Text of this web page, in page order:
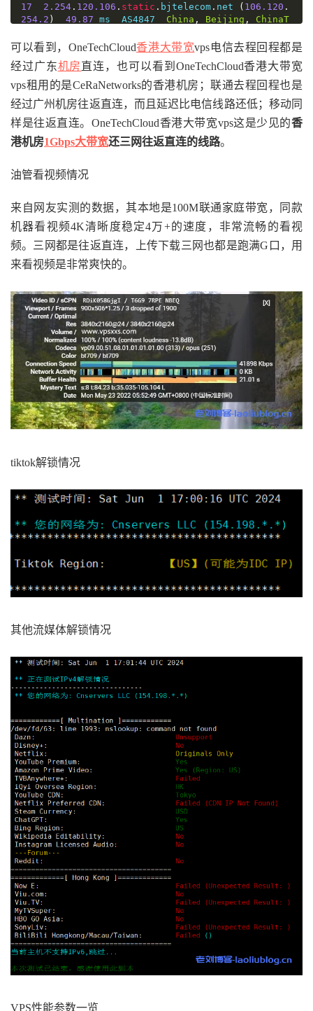
17
2.254 . 120.106 . static . bjtelecom . net ( 106.120 .
254.2 ) 49.87 ms  AS4847 China , Beijing ,
ChinaT
18
  bj141
-147-210.bjtelecom.net (219.141.147.21
om
----------------------
上海电信
0 hops max, 32 byte packets
g
Kong, cloudinnovation
2
*
0.50 ms  AS40065 China, Hong Kong, ceranetwork
s. com
4
23.225.55.33 0.65 ms  AS40065 China,
Hong
Kong , ceranetworks.com
5
23.225.55.54
Kong, ceranetworks.
Kong, ChinaMobile
7
223.120.22.106 27.48 ms  AS58453 China ,
Sh
anghai , ChinaMobile
221.183.89.174 28.12 ms  AS9808
Sha
nghai
ChinaMobile
9
221.183.89.69 27.99 ms  AS9808 China,
Shan
ghai, ChinaMobile
*
*
12
*
13
*
ghai, ChinaTelecom
17
  ns
-pd.online.sh.cn 202.96 .209.133) 29.22 m
------------------------------------------------
深圳电信
hops max, 32 byte packets
1
156.251.226.25 0.59 ms  AS40065 China, Hon
2
*
3
23.225 .55- 42.ceranetworks
s .com
4
23.225 .55.33
Kong, ceranetworks.com
5
23.225.55.54 1.21 ms  AS40065
6
223.120.2.53 1.72 ms  AS58453
Kong
7
223.120 ms  AS58453
nghai, ChinaMobile
8
221.183.89.174 ms  AS9808 China
nghai, ChinaMobile
9
221.183. 89.69 ms  AS9808 China, Shan
ghai, ChinaMobile
10
*
11
*
12
221.183
ngdong
ChinaMobile
13
*
14
15
ms  AS4134 China, Gua
ngdong
ChinaTelecom
16
*
17
58.60.188.222 36.92 ms  AS4134
gdong, Shenzhen,
------------------------------------------------
北京联通
可以看到，OneTechCloud香港大带宽vps电信去程回程都是
经过广东机房直连，也可以看到OneTechCloud香港大带宽
vps租用的是CeRaNetworks的香港机房；联通去程回程也是
经过广州机房往返直连，而且延迟比电信线路还低；移动同
样是往返直连。OneTechCloud香港大带宽vps这是少见的香
港机房1Gbps大带宽还三网往返直连的线路。
油管看视频情况
来自网友实测的数据，其本地是100M联通家庭带宽，同款
机器看视频4K清晰度稳定4万+的速度，非常流畅的看视
频。三网都是往返直连，上传下载三网也都是跑满G口，用
来看视频是非常爽快的。
tiktok解锁情况
其他流媒体解锁情况
VPS性能参数一览